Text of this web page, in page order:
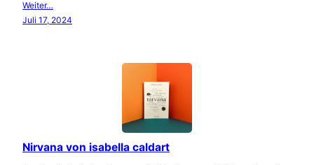
Weiter…
Juli 17, 2024
Nirvana von isabella caldart